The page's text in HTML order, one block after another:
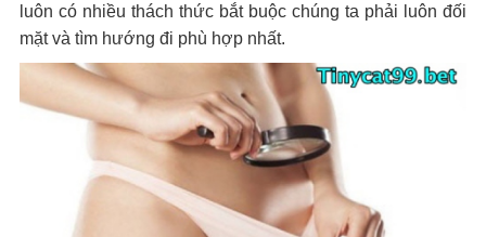
luôn có nhiều thách thức bắt buộc chúng ta phải luôn đối
mặt và tìm hướng đi phù hợp nhất.